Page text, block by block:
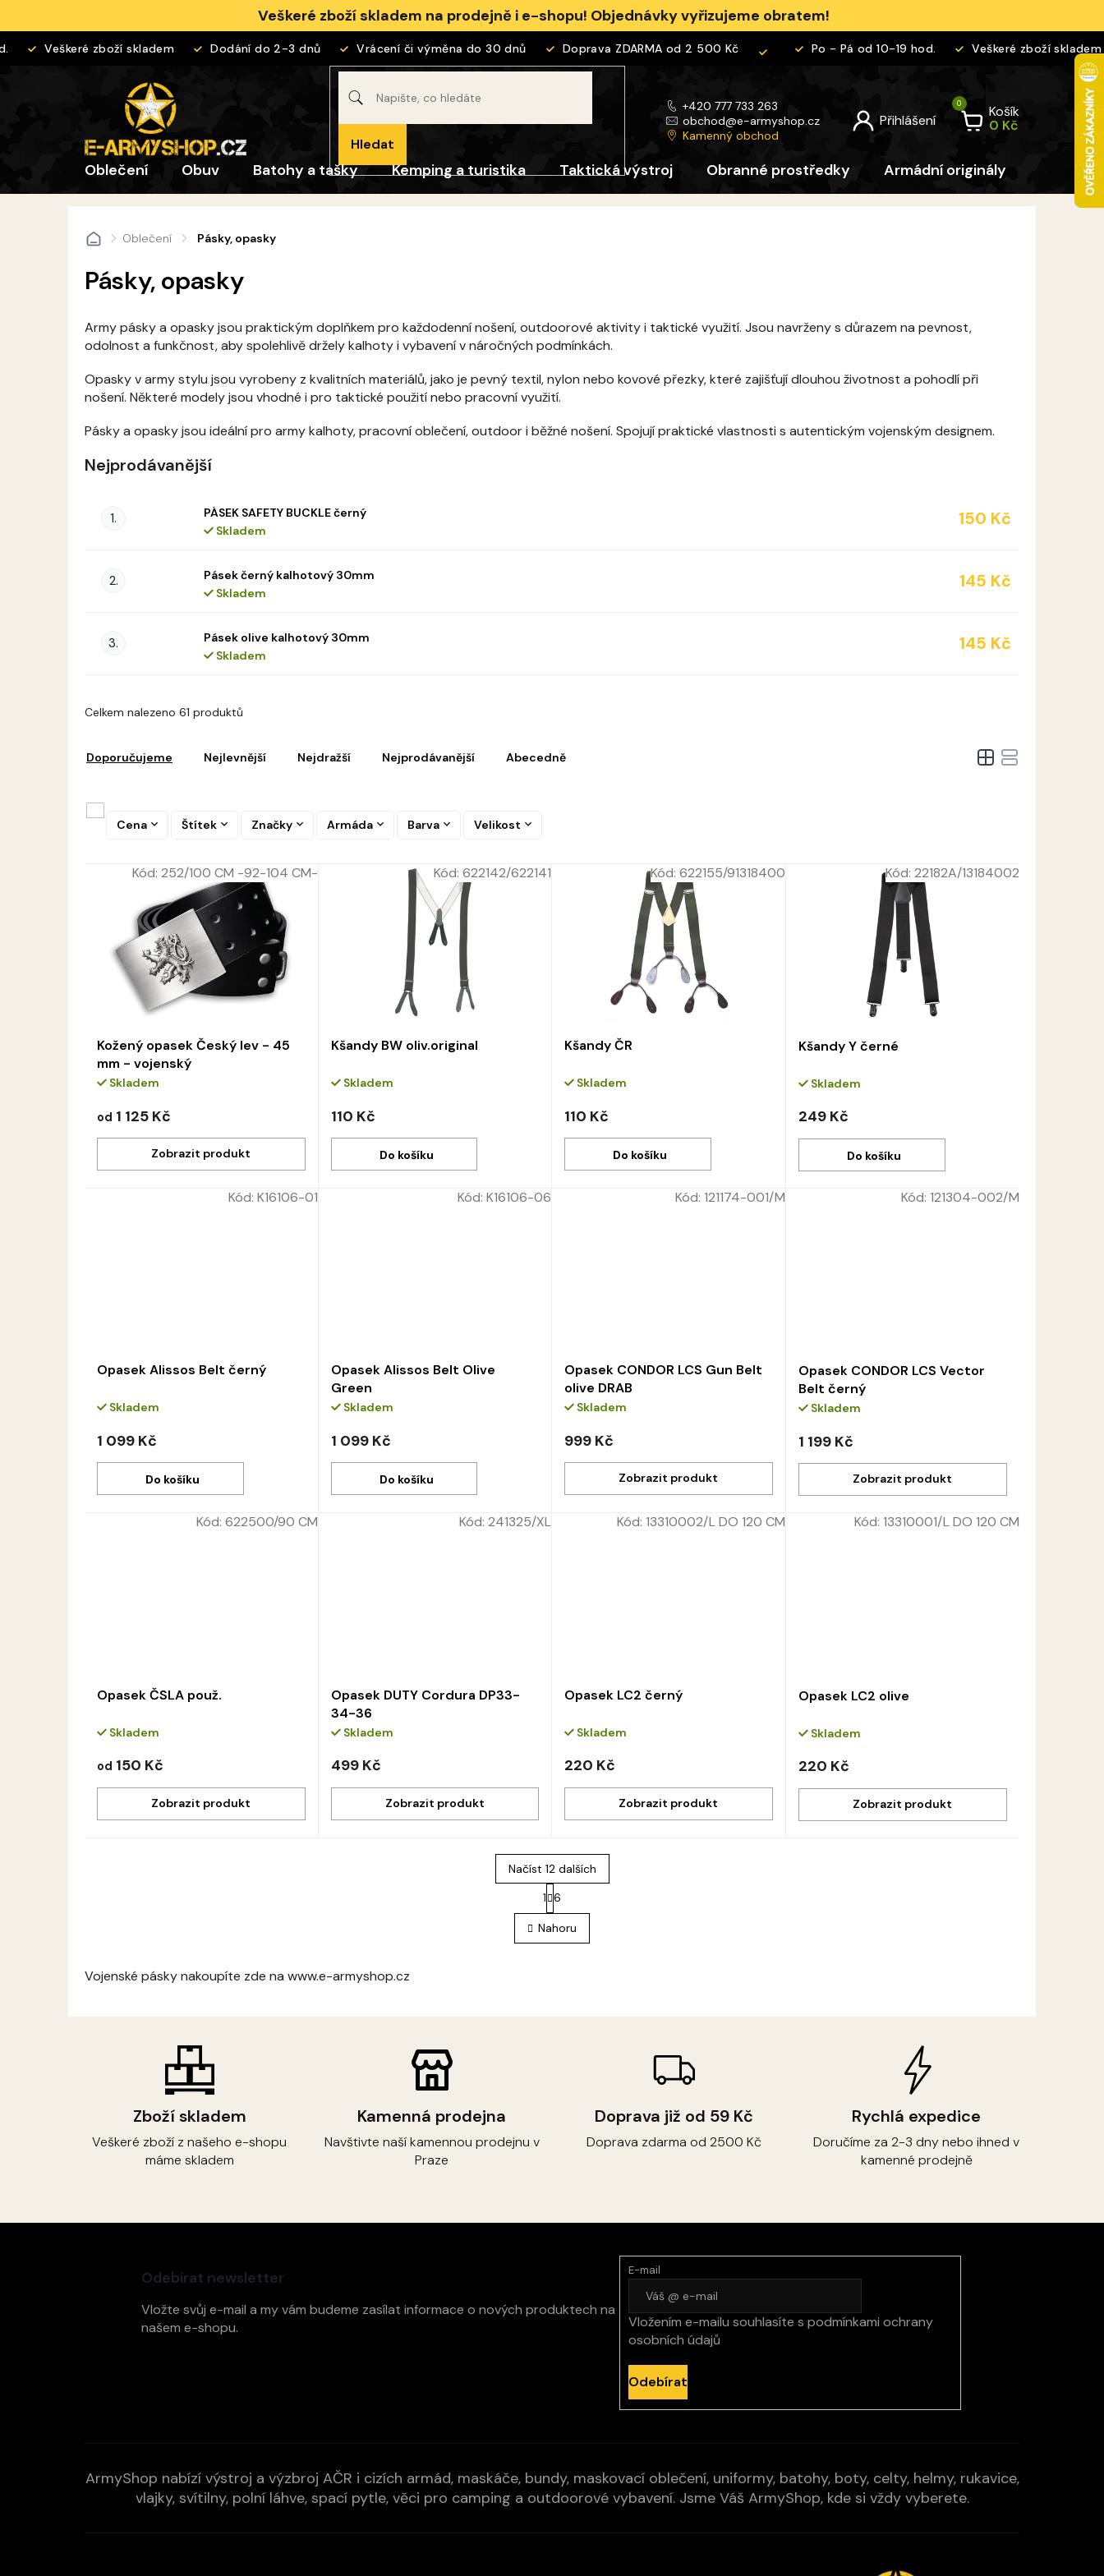
obsah
Veškeré zboží skladem na prodejně i e-shopu! Objednávky vyřizujeme obratem!
Veškeré zboží skladem Dodání do 2-3 dnů Vrácení či výměna do 30 dnů Doprava ZDARMA od 2 500 Kč Po - Pá od 10-19 hod. Veškeré zboží skladem
Hledat
+420 777 733 263
obchod@e-armyshop.cz
Kamenný obchod
Košík
Oblečení Obuv Batohy a tašky Kemping a turistika Taktická výstroj Obranné prostředky Armádní originály Pro děti
DomůOblečení Pásky, opasky
Pásky, opasky
Army pásky a opasky jsou praktickým doplňkem pro každodenní nošení, outdoorové aktivity i taktické využití. Jsou navrženy s důrazem na pevnost,
odolnost a funkčnost, aby spolehlivě držely kalhoty i vybavení v náročných podmínkách.
Opasky v army stylu jsou vyrobeny z kvalitních materiálů, jako je pevný textil, nylon nebo kovové přezky, které zajišťují dlouhou životnost a pohodlí při
nošení. Některé modely jsou vhodné i pro taktické použití nebo pracovní využití.
Pásky a opasky jsou ideální pro army kalhoty, pracovní oblečení, outdoor i běžné nošení. Spojují praktické vlastnosti s autentickým vojenským designem.
Nejprodávanější
PÁSEK SAFETY BUCKLE černý
Skladem
150 Kč
Pásek černý kalhotový 30mm
Skladem
145 Kč
Pásek olive kalhotový 30mm
Skladem
145 Kč
Doporučujeme Nejlevnější Nejdražší Nejprodávanější Abecedně
Celkem nalezeno 61 produktů
Značky Armáda Barva Velikost
Cena Štítek
V
ý
i
r
Kožený opasek Český lev - 45
mm - vojenský
Skladem
od 1 125 Kč
Kód: 252/100 CM -92-104 CM-
Kšandy BW oliv.original
Skladem
110 Kč
Do košíku
Kód: 622142/622141
Kšandy ČR
Skladem
110 Kč
Do košíku
Kód: 622155/91318400
Kšandy Y černé
Skladem
249 Kč
Do košíku
Kód: 22182A/13184002
Opasek Alissos Belt černý
Skladem
1 099 Kč
Do košíku
Kód: K16106-01
Opasek Alissos Belt Olive
Green
Skladem
1 099 Kč
Do košíku
Kód: K16106-06
Opasek CONDOR LCS Gun Belt
olive DRAB
Skladem
999 Kč
Kód: 121174-001/M
Opasek CONDOR LCS Vector
Belt černý
Skladem
1 199 Kč
Kód: 121304-002/M
Opasek ČSLA použ.
Skladem
od 150 Kč
Kód: 622500/90 CM
Opasek DUTY Cordura DP33-
34-36
Skladem
499 Kč
Kód: 241325/XL
Opasek LC2 černý
Skladem
220 Kč
Kód: 13310002/L DO 120 CM
Opasek LC2 olive
Skladem
220 Kč
Kód: 13310001/L DO 120 CM
O
v
l
í
Načíst 12 dalších
S
t
r
á
n
n
1 6
Nahoru
Vojenské pásky nakoupíte zde na www.e-armyshop.cz
Zboží skladem
Veškeré zboží z našeho e-shopu
máme skladem
Kamenná prodejna
Navštivte naší kamennou prodejnu v
Praze
Doprava již od 59 Kč
Doprava zdarma od 2500 Kč
Rychlá expedice
Doručíme za 2-3 dny nebo ihned v
kamenné prodejně
Odebírat newsletter
Vložte svůj e-mail a my vám budeme zasílat informace o nových produktech na
našem e-shopu.
E-mail
Vložením e-mailu souhlasíte s podmínkami ochrany
osobních údajů
Odebírat
ArmyShop nabízí výstroj a výzbroj AČR i cizích armád, maskáče, bundy, maskovací oblečení, uniformy, batohy, boty, celty, helmy, rukavice,
vlajky, svítilny, polní láhve, spací pytle, věci pro camping a outdoorové vybavení. Jsme Váš ArmyShop, kde si vždy vyberete.